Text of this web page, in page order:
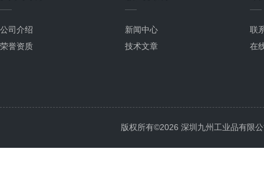
公司介绍
荣誉资质
新闻中心
技术文章
联
在
版权所有©2026 深圳九州工业品有限